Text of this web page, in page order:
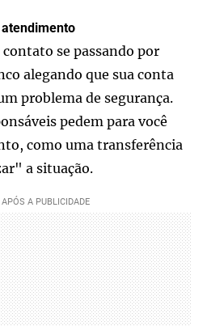
se passando por
alegando que sua conta
problema de segurança.
pedem para você
como uma transferência
a situação.